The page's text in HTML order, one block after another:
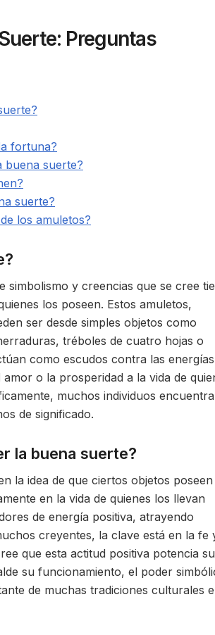
Preguntas
fortuna?
buena suerte?
suerte?
los amuletos?
simbolismo y creencias que se cree
los poseen. Estos amuletos,
ser desde simples objetos como
tréboles de cuatro hojas o
como escudos contra las energías
o la prosperidad a la vida de
muchos individuos
de significado.
la buena suerte?
la idea de que ciertos objetos poseen
en la vida de quienes los llevan
de energía positiva, atrayendo
creyentes, la clave está en la fe
que esta actitud positiva potencia su
su funcionamiento, el poder
de muchas tradiciones culturales